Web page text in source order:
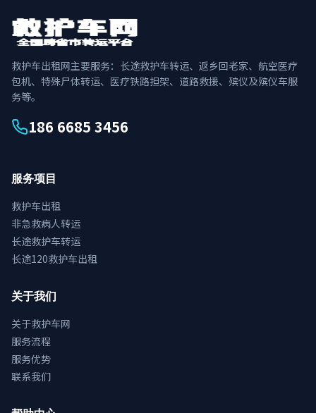
救护车出租网主要服务：长途救护车转运、返乡回老家、航空医疗
包机、特殊尸体转运、医疗铁路担架、道路救援、殡仪及殡仪车服
务等。
186 6685 3456
服务项目
救护车出租
非急救病人转运
长途救护车转运
长途120救护车出租
关于我们
关于救护车网
服务流程
服务优势
联系我们